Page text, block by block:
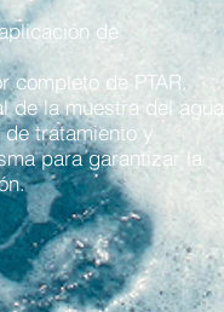
de
completo de PTAR.
de la muestra del agua
tratamiento y
para garantizar la